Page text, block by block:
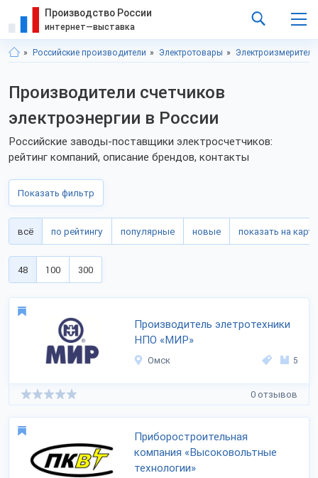
Производство России
интернет—выставка
Российские производители Электротовары
Производители счетчиков
электроэнергии в России
Российские заводы-поставщики электросчетчиков:
рейтинг компаний, описание брендов, контакты
Показать фильтр
всё по рейтингу популярные новые показать на карте
48 100 300
Производитель элетротехники
НПО «МИР»
Омск 5
0 отзывов
Приборостроительная
компания «Высоковольтные
технологии»